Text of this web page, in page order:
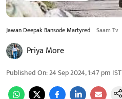
Jawan Deepak Bansode Martyred Saam Tv
Priya More
Published On:24 Sep 2024, 1:47 pm IST